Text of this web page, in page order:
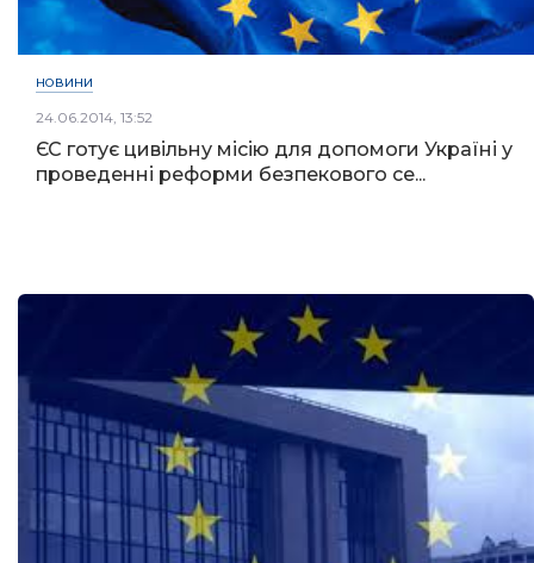
НОВИНИ
24.06.2014, 13:52
ЄС готує цивільну місію для допомоги Україні у
проведенні реформи безпекового се...